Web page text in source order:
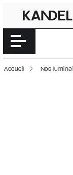
Accéder
Accueil Nos